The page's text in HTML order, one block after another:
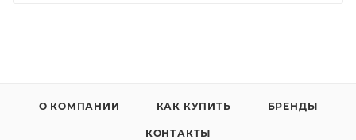
О КОМПАНИИ КАК КУПИТЬ БРЕНДЫ
КОНТАКТЫ